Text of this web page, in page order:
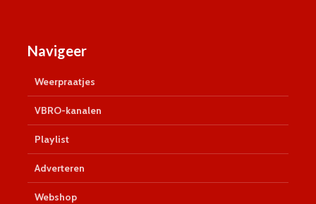
Navigeer
Weerpraatjes
VBRO-kanalen
Playlist
Adverteren
Webshop